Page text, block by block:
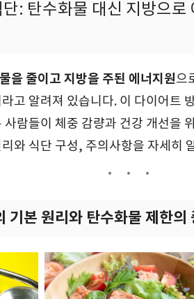
: 탄수화물 대신 지방으로
을 줄이고 지방을 주된 에너지원으
고 알려져 있습니다. 이 다이어트
람들이 체중 감량과 건강 개선을
와 식단 구성, 주의사항을 자세히
기본 원리와 탄수화물 제한의